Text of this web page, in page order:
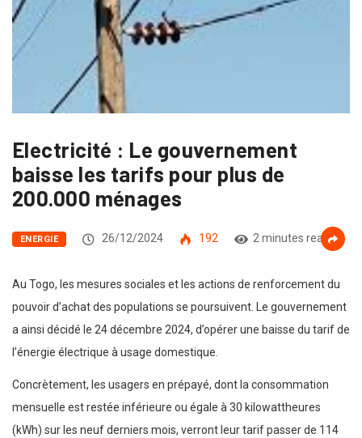
Electricité : Le gouvernement
baisse les tarifs pour plus de
200.000 ménages
ENERGIE 26/12/2024 192 2 minutes read
Au Togo, les mesures sociales et les actions de renforcement du
pouvoir d’achat des populations se poursuivent. Le gouvernement
a ainsi décidé le 24 décembre 2024, d’opérer une baisse du tarif de
l’énergie électrique à usage domestique.
Concrètement, les usagers en prépayé, dont la consommation
mensuelle est restée inférieure ou égale à 30 kilowattheures
(kWh) sur les neuf derniers mois, verront leur tarif passer de 114